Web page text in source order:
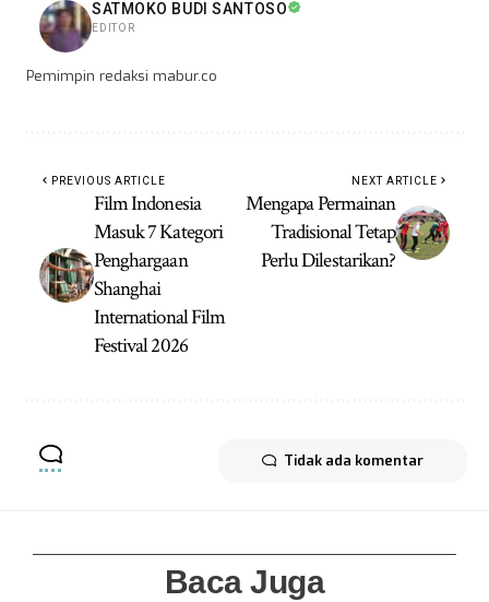
SATMOKO BUDI SANTOSO
EDITOR
Pemimpin redaksi mabur.co
PREVIOUS ARTICLE
Film Indonesia
Masuk 7 Kategori
Penghargaan
Shanghai
International Film
Festival 2026
NEXT ARTICLE
Mengapa Permainan
Tradisional Tetap
Perlu Dilestarikan?
Tidak ada komentar
Baca Juga